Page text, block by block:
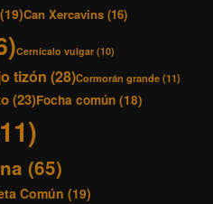
(19)Can Xercavins (16)
Cernícalo vulgar (10)
tizón (28)Cormorán grande(11)
(23)Focha común (18)
(65)
Común (19)